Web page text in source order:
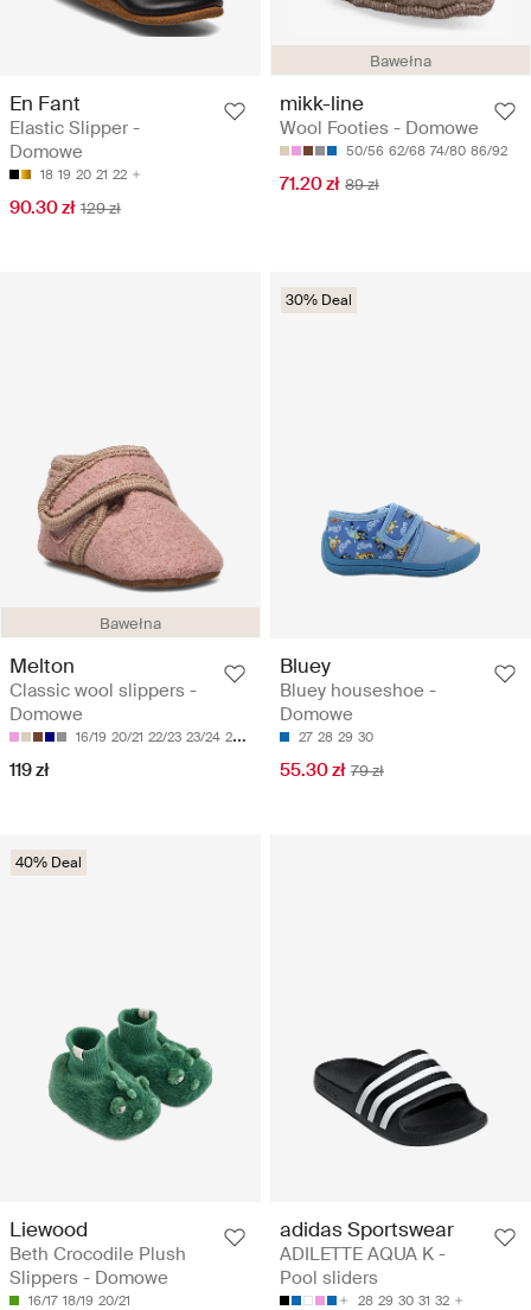
En Fant
Elastic Slipper -
Domowe
18 19 20 21 22
90.30 zł 129 zł
Bawełna
mikk-line
Wool Footies - Domowe
50/56 62/68 74/80 86/92
71.20 zł 89 zł
Bawełna
Melton
Classic wool slippers -
Domowe
16/19 20/21 22/23 23/24 24/25
119 zł
30% Deal
Bluey
Bluey houseshoe -
Domowe
27 28 29 30
55.30 zł 79 zł
40% Deal
Liewood
Beth Crocodile Plush
Slippers - Domowe
16/17 18/19 20/21
adidas Sportswear
ADILETTE AQUA K -
Pool sliders
28 29 30 31 32